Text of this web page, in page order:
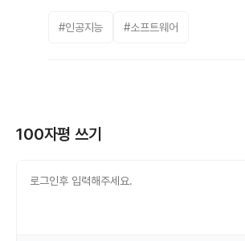
#인공지능 #소프트웨어
100자평 쓰기